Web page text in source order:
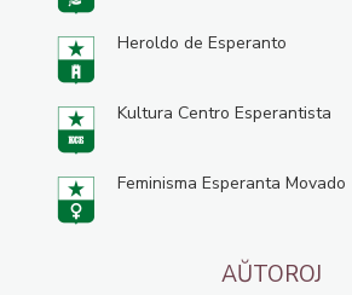
Heroldo de Esperanto
Kultura Centro Esperantista
Feminisma Esperanta Movado
AŬTOROJ